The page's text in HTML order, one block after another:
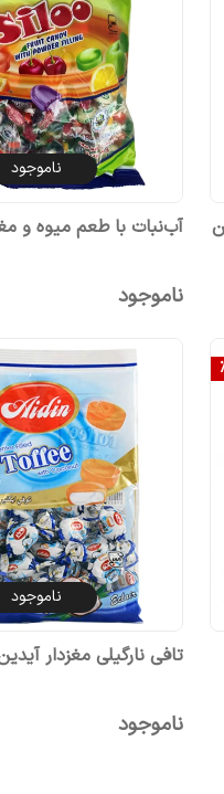
ناموجود
آب‌نبات با طعم میوه و
ناموجود
ناموجود
تافی نارگیلی مغزدار
ناموجود